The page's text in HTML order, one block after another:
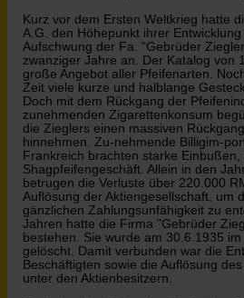
Kurz vor dem Ersten Weltkrieg hatte
A.G. den Höhepunkt ihrer
Aufschwung der Fa. "Gebrüder
zwanziger Jahre an. Der Katalog von
große Angebot aller Pfeifenarten.
Zeit viele kurze und halblange
Doch mit dem Rückgang der
zunehmenden Zigarettenkonsum
die Zieglers einen massiven
hinnehmen. Zu-nehmende Billigim-
Frankreich brachten starke Einbußen,
Shagpfeifengeschäft. Allein in den
betrugen die Verluste über 220.000
Auflösung der Aktiengesellschaft, um
gänzlichen Zahlungsunfähigkeit zu
Jahren hatte die Firma "Gebrüder
bestehen. Sie wurde am 30.6.1935
gelöscht. Damit verbunden war die
Beschäftigten sowie die Auflösung
unter den Aktienbesitzern.